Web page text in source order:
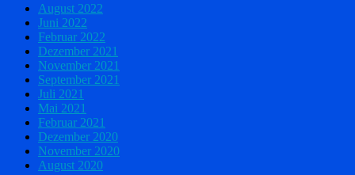
August 2022
Juni 2022
Februar 2022
Dezember 2021
November 2021
September 2021
Juli 2021
Mai 2021
Februar 2021
Dezember 2020
November 2020
August 2020